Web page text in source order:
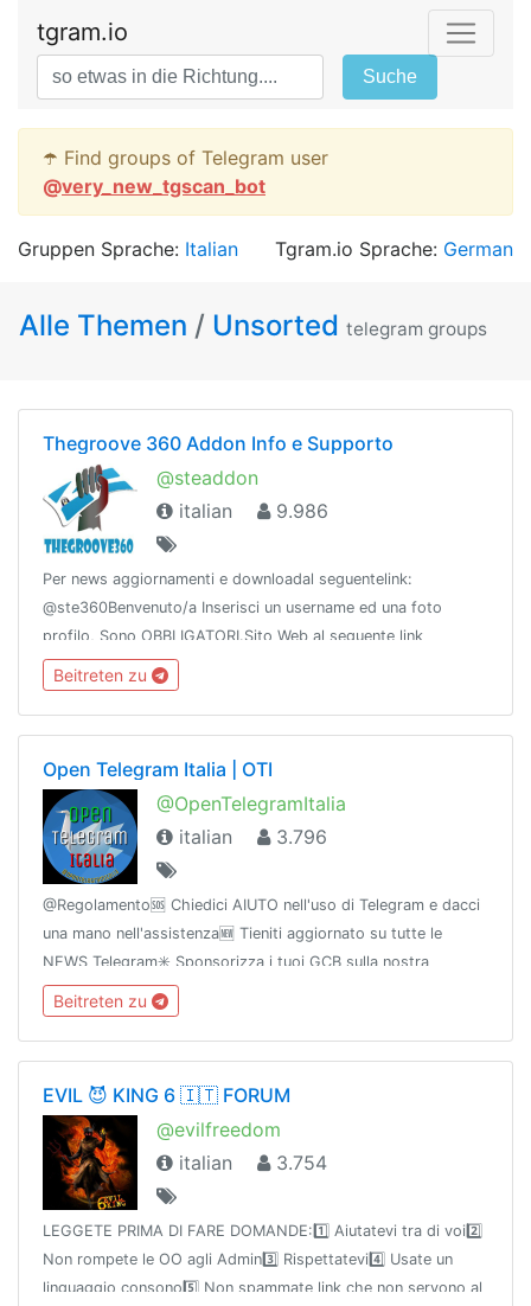
tgram.io
Suche
☂️ Find groups of Telegram user
@very_new_tgscan_bot
Gruppen Sprache: Italian Tgram.io Sprache: German
Alle Themen / Unsorted telegram groups
Thegroove 360 Addon Info e Supporto
@steaddon
italian
9.986
Per news aggiornamenti e downloadal seguentelink:
@ste360Benvenuto/a Inserisci un username ed una foto
profilo, Sono OBBLIGATORI.Sito Web al seguente link
http://thegroove360.info
Beitreten zu
Open Telegram Italia | OTI
@OpenTelegramItalia
italian
3.796
@Regolamento🆘 Chiedici AIUTO nell'uso di Telegram e dacci
una mano nell'assistenza🆕 Tieniti aggiornato su tutte le
NEWS Telegram✳️ Sponsorizza i tuoi GCB sulla nostra
@bacheca📣 Canale ufficiale News Telegram: @DazUpdates☮️
Visita @OTInetwork!
Beitreten zu
EVIL 😈 KING 6 🇮🇹 FORUM
@evilfreedom
italian
3.754
LEGGETE PRIMA DI FARE DOMANDE:1️⃣ Aiutatevi tra di voi2️⃣
Non rompete le OO agli Admin3️⃣ Rispettatevi4️⃣ Usate un
linguaggio consono5️⃣ Non spammate link che non servono al